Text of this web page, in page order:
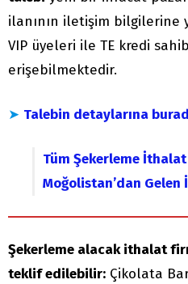
ilanının iletişim bilgilerine
VIP üyeleri ile TE kredi
erişebilmektedir.
➤ Talebin detaylarına
Tüm Şekerleme
Moğolistan’dan
Şekerleme alacak ithalat
teklif edilebilir: Çikolata